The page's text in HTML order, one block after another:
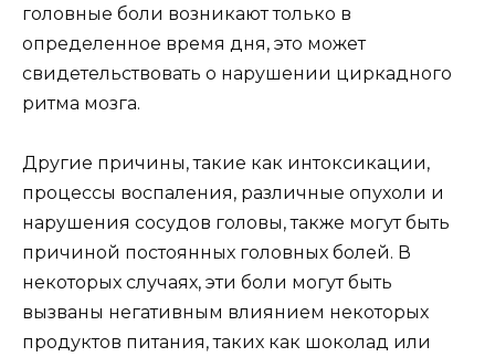
головные боли возникают только в
определенное время дня, это может
свидетельствовать о нарушении циркадного
ритма мозга.
Другие причины, такие как интоксикации,
процессы воспаления, различные опухоли и
нарушения сосудов головы, также могут быть
причиной постоянных головных болей. В
некоторых случаях, эти боли могут быть
вызваны негативным влиянием некоторых
продуктов питания, таких как шоколад или